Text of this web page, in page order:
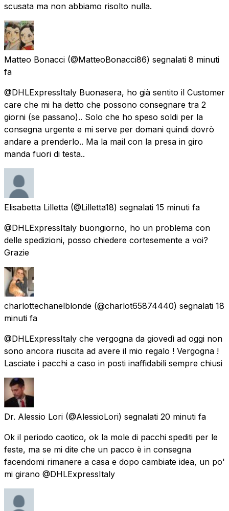
scusata ma non abbiamo risolto nulla.
Matteo Bonacci (@MatteoBonacci86) segnalati 8 minuti
fa
@DHLExpressItaly Buonasera, ho già sentito il Customer
care che mi ha detto che possono consegnare tra 2
giorni (se passano).. Solo che ho speso soldi per la
consegna urgente e mi serve per domani quindi dovrò
andare a prenderlo.. Ma la mail con la presa in giro
manda fuori di testa..
Elisabetta Lilletta (@Lilletta18) segnalati 15 minuti fa
@DHLExpressItaly buongiorno, ho un problema con
delle spedizioni, posso chiedere cortesemente a voi?
Grazie
charlottechanelblonde (@charlot65874440) segnalati 18
minuti fa
@DHLExpressItaly che vergogna da giovedì ad oggi non
sono ancora riuscita ad avere il mio regalo ! Vergogna !
Lasciate i pacchi a caso in posti inaffidabili sempre chiusi
Dr. Alessio Lori (@AlessioLori) segnalati 20 minuti fa
Ok il periodo caotico, ok la mole di pacchi spediti per le
feste, ma se mi dite che un pacco è in consegna
facendomi rimanere a casa e dopo cambiate idea, un po'
mi girano @DHLExpressItaly